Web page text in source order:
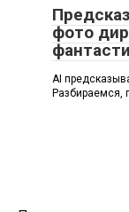
фото
AI
Разбираемся,